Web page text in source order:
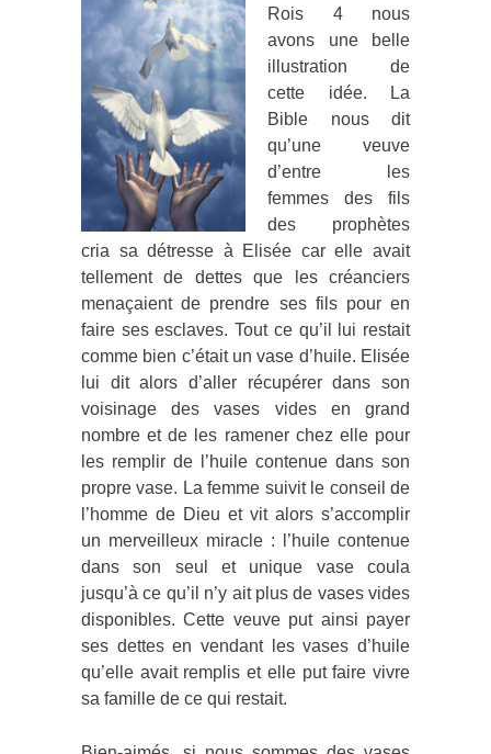
Rois 4 nous
avons une belle
illustration de
cette idée. La
Bible nous dit
qu’une veuve
d’entre les
femmes des fils
des prophètes
cria sa détresse à Elisée car elle avait
tellement de dettes que les créanciers
menaçaient de prendre ses fils pour en
faire ses esclaves. Tout ce qu’il lui restait
comme bien c’était un vase d’huile. Elisée
lui dit alors d’aller récupérer dans son
voisinage des vases vides en grand
nombre et de les ramener chez elle pour
les remplir de l’huile contenue dans son
propre vase. La femme suivit le conseil de
l’homme de Dieu et vit alors s’accomplir
un merveilleux miracle : l’huile contenue
dans son seul et unique vase coula
jusqu’à ce qu’il n’y ait plus de vases vides
disponibles. Cette veuve put ainsi payer
ses dettes en vendant les vases d’huile
qu’elle avait remplis et elle put faire vivre
sa famille de ce qui restait.